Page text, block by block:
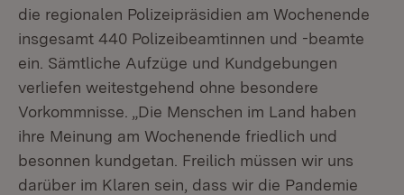
die regionalen Polizeipräsidien am Wochenende
insgesamt 440 Polizeibeamtinnen und -beamte
ein. Sämtliche Aufzüge und Kundgebungen
verliefen weitestgehend ohne besondere
Vorkommnisse. „Die Menschen im Land haben
ihre Meinung am Wochenende friedlich und
besonnen kundgetan. Freilich müssen wir uns
darüber im Klaren sein, dass wir die Pandemie